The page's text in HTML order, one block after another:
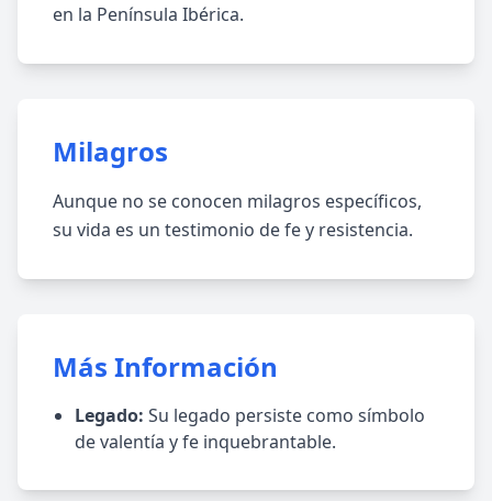
en la Península Ibérica.
Milagros
Aunque no se conocen milagros específicos,
su vida es un testimonio de fe y resistencia.
Más Información
Legado: Su legado persiste como símbolo
de valentía y fe inquebrantable.